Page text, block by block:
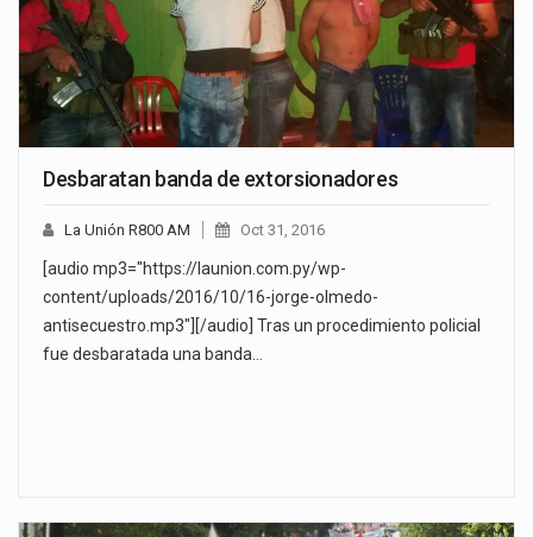
Desbaratan banda de extorsionadores
La Unión R800 AM Oct 31, 2016
[audio mp3="https://launion.com.py/wp-
content/uploads/2016/10/16-jorge-olmedo-
antisecuestro.mp3"][/audio] Tras un procedimiento policial
fue desbaratada una banda…